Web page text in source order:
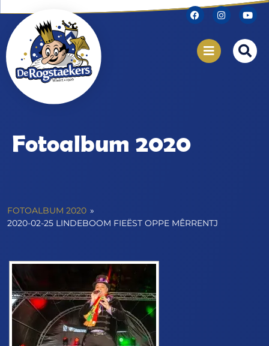
Fotoalbum 2020
FOTOALBUM 2020 »
2020-02-25 LINDEBOOM FIEËST OPPE MÊRRENTJ